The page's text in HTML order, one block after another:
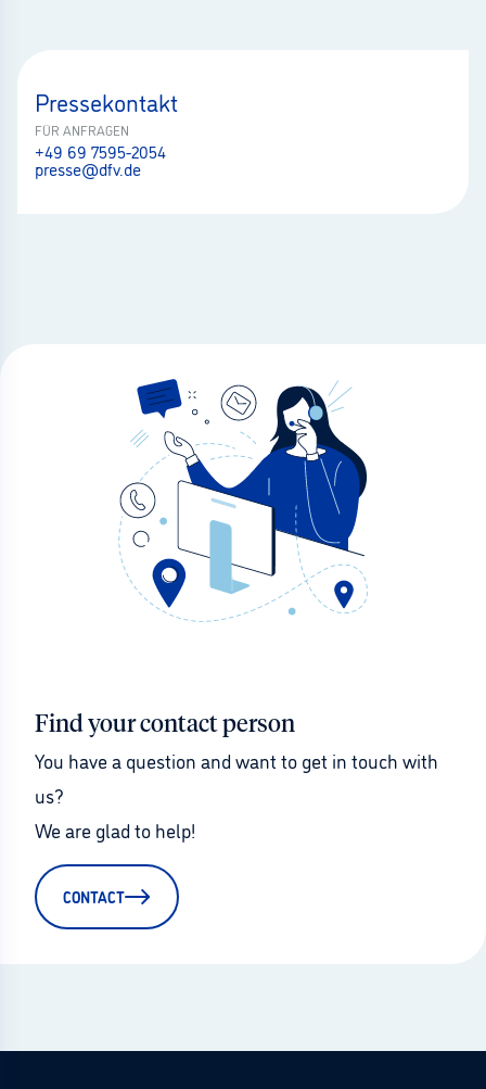
Pressekontakt
FÜR ANFRAGEN
+49 69 7595-2054
presse@dfv.de
Find your contact person
You have a question and want to get in touch with
us?
We are glad to help!
CONTACT